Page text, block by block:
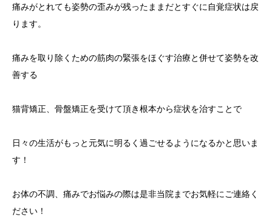
痛みがとれても姿勢の歪みが残ったままだとすぐに自覚症状は戻
ります。
痛みを取り除くための筋肉の緊張をほぐす治療と併せて姿勢を改
善する
猫背矯正、骨盤矯正を受けて頂き根本から症状を治すことで
日々の生活がもっと元気に明るく過ごせるようになるかと思いま
す！
お体の不調、痛みでお悩みの際は是非当院までお気軽にご連絡く
ださい！